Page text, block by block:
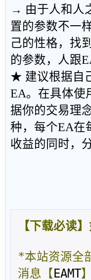
→ 由于人和人
置的参数不一
己的性格，找
的参数，人跟
★ 建议根据自
EA。在具体使
据你的交易理
种，每个EA在
收益的同时，
【下载必读
*本站资源全
消息【 EAMT